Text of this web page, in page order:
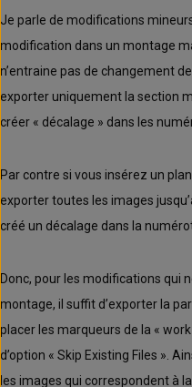
Je parle de modifications
modification dans un montage
n’entraine pas de changement
exporter uniquement la section
créer « décalage » dans les
Par contre si vous insérez un
exporter toutes les images
créé un décalage dans la
Donc, pour les modifications qui
montage, il suffit d’exporter la
placer les marqueurs de la «
d’option « Skip Existing Files ».
les images qui correspondent à